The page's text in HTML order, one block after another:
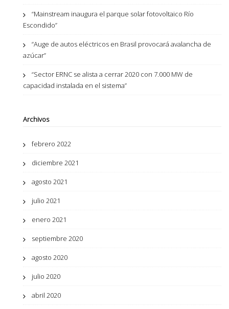
“Mainstream inaugura el parque solar fotovoltaico Río
Escondido”
“Auge de autos eléctricos en Brasil provocará avalancha de
azúcar”
“Sector ERNC se alista a cerrar 2020 con 7.000 MW de
capacidad instalada en el sistema”
Archivos
febrero 2022
diciembre 2021
agosto 2021
julio 2021
enero 2021
septiembre 2020
agosto 2020
julio 2020
abril 2020